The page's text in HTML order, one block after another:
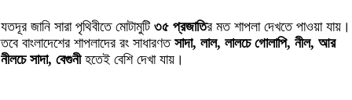
যতদূর জানি সারা পৃথিবীতে মোটামুটি ৩৫ প্রজাতির মত শাপলা দেখতে পাওয়া যায়।
তবে বাংলাদেশের শাপলাদের রং সাধারণত সাদা, লাল, লালচে গোলাপি, নীল, আর
নীলচে সাদা, বেগুনীহতেই বেশি দেখা যায়।